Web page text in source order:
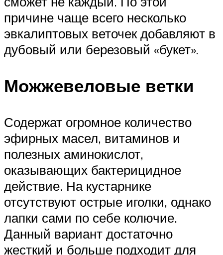
причине чаще всего несколько
эвкалиптовых веточек добавляют в
дубовый или березовый «букет».
Можжевеловые ветки
Содержат огромное количество
эфирных масел, витаминов и
полезных аминокислот,
оказывающих бактерицидное
действие. На кустарнике
отсутствуют острые иголки, однако
лапки сами по себе колючие.
Данный вариант достаточно
жесткий и больше подходит для